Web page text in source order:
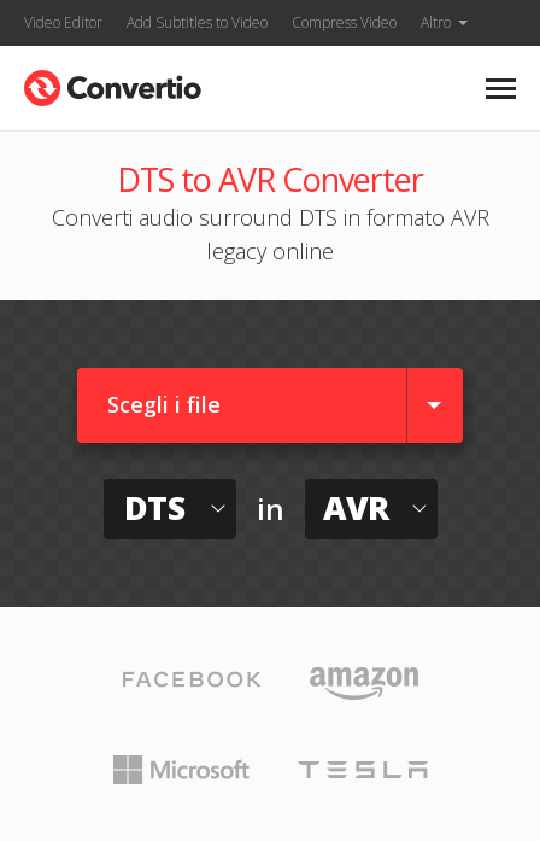
Video Editor Add Subtitles to Video Compress Video Altro
DTS to AVR Converter
Converti audio surround DTS in formato AVR
legacy online
Scegli i file
DTS in AVR